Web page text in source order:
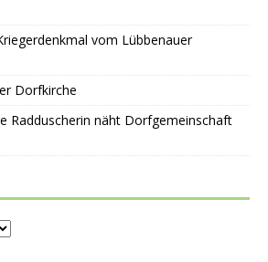
vom Lübbenauer
Dorfkirche
Radduscherin näht Dorfgemeinschaft